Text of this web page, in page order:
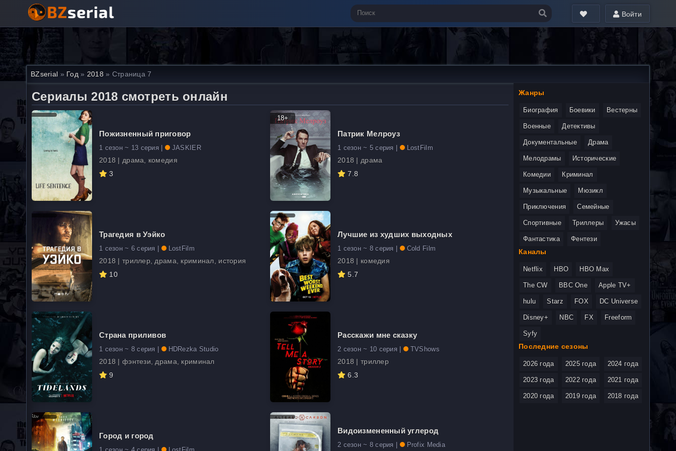
Войти
BZserial » Год » 2018 » Страница 7
Сериалы 2018 смотреть онлайн
Пожизненный приговор
1 сезон ~ 13 серия | JASKIER
2018 | драма, комедия
3
18+
Патрик Мелроуз
1 сезон ~ 5 серия | LostFilm
2018 | драма
7.8
Трагедия в Уэйко
1 сезон ~ 6 серия | LostFilm
2018 | триллер, драма, криминал, история
10
Лучшие из худших выходных
1 сезон ~ 8 серия | Cold Film
2018 | комедия
5.7
Страна приливов
1 сезон ~ 8 серия | HDRezka Studio
2018 | фэнтези, драма, криминал
9
Расскажи мне сказку
2 сезон ~ 10 серия | TVShows
2018 | триллер
6.3
Город и город
1 сезон ~ 4 серия | LostFilm
Видоизмененный углерод
2 сезон ~ 8 серия | Profix Media
Жанры
Биография Боевики Вестерны
Военные Детективы
Документальные Драма
Мелодрамы Исторические
Комедии Криминал
Музыкальные Мюзикл
Приключения Семейные
Спортивные Триллеры Ужасы
Фантастика Фентези
Каналы
Netflix HBO HBO Max
The CW BBC One Apple TV+
hulu Starz FOX DC Universe
Disney+ NBC FX Freeform
Syfy
Последние сезоны
2026 года 2025 года 2024 года
2023 года 2022 года 2021 года
2020 года 2019 года 2018 года